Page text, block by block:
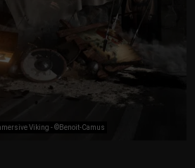
Viking - ©Benoit-Camus